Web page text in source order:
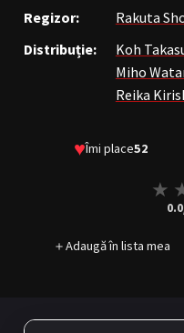
Regizor:
Rakuta
Distribuție:
Koh
Miho
Reika
♥Îmi place52
★
0.0
＋Adaugă în lista mea